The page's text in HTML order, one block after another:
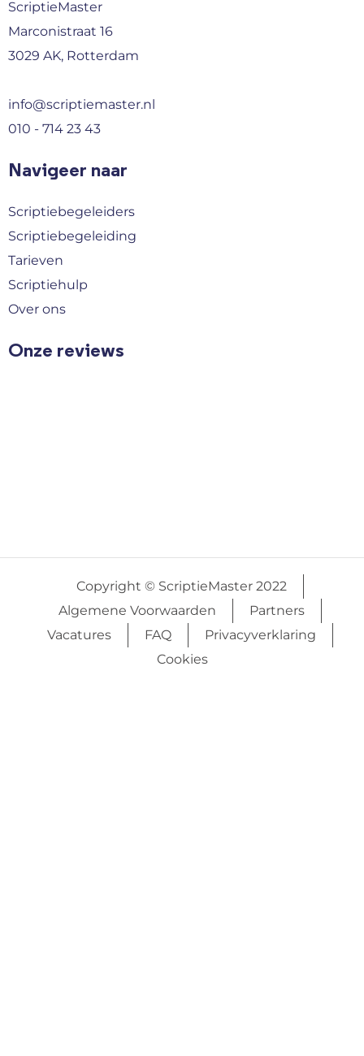
ScriptieMaster
Marconistraat 16
3029 AK, Rotterdam
info@scriptiemaster.nl
010 - 714 23 43
Navigeer naar
Scriptiebegeleiders
Scriptiebegeleiding
Tarieven
Scriptiehulp
Over ons
Onze reviews
Copyright © ScriptieMaster 2022
Algemene Voorwaarden
Partners
Vacatures
FAQ
Privacyverklaring
Cookies